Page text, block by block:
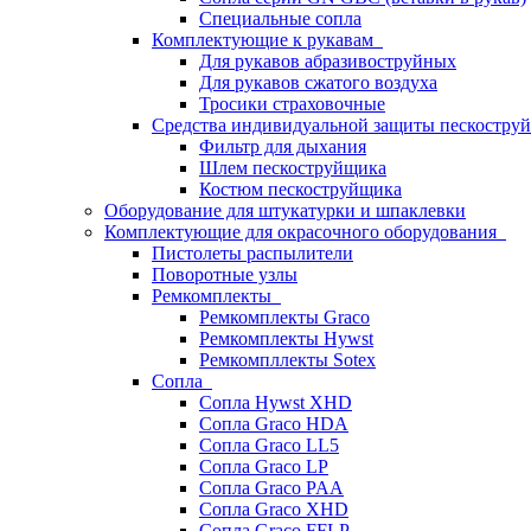
Специальные сопла
Комплектующие к рукавам
Для рукавов абразивоструйных
Для рукавов сжатого воздуха
Тросики страховочные
Средства индивидуальной защиты
Фильтр для дыхания
Шлем пескоструйщика
Костюм пескоструйщика
Оборудование для штукатурки и шпаклевки
Комплектующие для окрасочного оборудования
Пистолеты распылители
Поворотные узлы
Ремкомплекты
Ремкомплекты Graco
Ремкомплекты Hywst
Ремкомпллекты Sotex
Сопла
Сопла Hywst XHD
Сопла Graco HDA
Сопла Graco LL5
Сопла Graco LP
Сопла Graco PAA
Сопла Graco XHD